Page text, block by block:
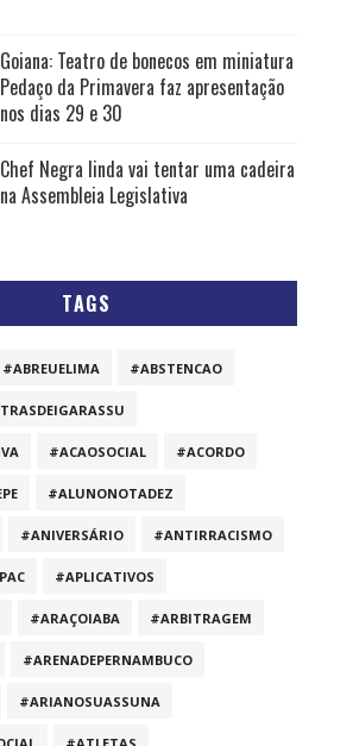
Goiana: Teatro de bonecos em miniatura
Pedaço da Primavera faz apresentação
nos dias 29 e 30
Chef Negra linda vai tentar uma cadeira
na Assembleia Legislativa
TAGS
#ABREUELIMA #ABSTENCAO
#ACAOSOCIAL #ACORDO
#ALUNONOTADEZ
#ANIVERSÁRIO #ANTIRRACISMO
#APLICATIVOS
#ARAÇOIABA #ARBITRAGEM
#ARENADEPERNAMBUCO
#ARIANOSUASSUNA